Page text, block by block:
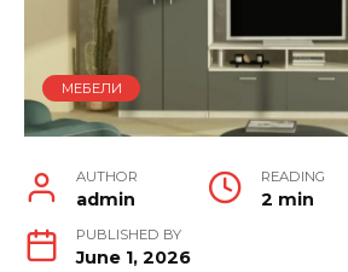
МЕБЕЛИ
AUTHOR
admin
READING
2 min
PUBLISHED BY
June 1, 2026